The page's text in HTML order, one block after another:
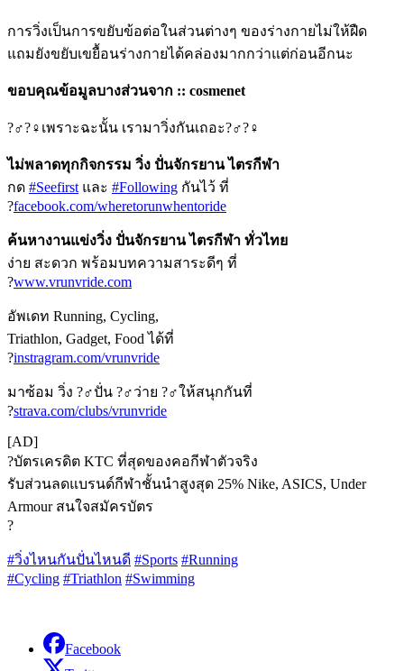
การวิ่งเป็นการขยับข้อต่อในส่วนต่างๆ ของร่างกายไม่ให้ฝืด
แถมยังขยับเขยื้อนร่างกายได้คล่องมากกว่าแต่ก่อนอีกนะ
ขอบคุณข้อมูลบางส่วนจาก :: cosmenet
?‍♂?‍♀ เพราะฉะนั้น เรามาวิ่งกันเถอะ?‍♂?‍♀
ไม่พลาดทุกกิจกรรม วิ่ง ปั่นจักรยาน ไตรกีฬา
กด #Seefirst และ #Following กันไว้ ที่
?facebook.com/wheretorunwhentoride
ค้นหางานแข่งวิ่ง ปั่นจักรยาน ไตรกีฬา ทั่วไทย
ง่าย สะดวก พร้อมบทความสาระดีๆ ที่
?www.vrunvride.com
อัพเดท Running, Cycling,
Triathlon, Gadget, Food ได้ที่
?instragram.com/vrunvride
มาซ้อม วิ่ง ?‍♂️ปั่น ?‍♂️ว่าย ?‍♂️ให้สนุกกันที่
?strava.com/clubs/vrunvride
[AD]
?บัตรเครดิต KTC ที่สุดของคอกีฬาตัวจริง
รับส่วนลดแบรนด์กีฬาชั้นนำสูงสุด 25% Nike, ASICS, Under
Armour สนใจสมัครบัตร
?
#วิ่งไหนกันปั่นไหนดี #Sports #Running
#Cycling #Triathlon #Swimming
Facebook